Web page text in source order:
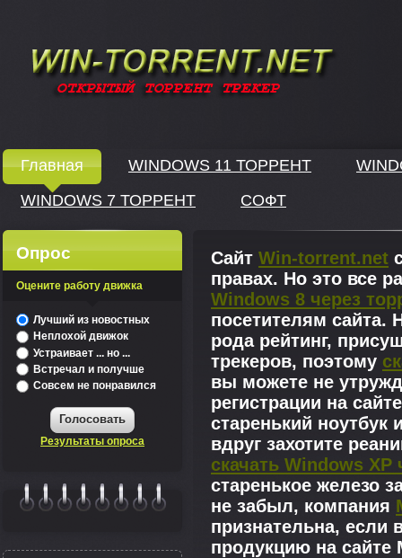
Главная WINDOWS 11 ТОРРЕНТ
WINDOWS 7 ТОРРЕНТ
СОФТ
Сайт Win-torrent.net
правах. Но это все
Windows 8 через
посетителям сайта.
рода рейтинг,
трекеров, поэтому
вы можете не
регистрации на
старенький
вдруг захотите
скачать Windows XP
старенькое железо
не забыл, компания
признательна, если
продукцию на сайте
Опрос
Оцените работу движка
Лучший из новостных
Неплохой движок
Устраивает ... но ...
Встречал и получше
Совсем не понравился
Голосовать
Результаты опроса